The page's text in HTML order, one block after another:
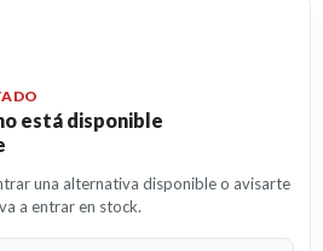
está disponible
una alternativa disponible o avisarte
a entrar en stock.